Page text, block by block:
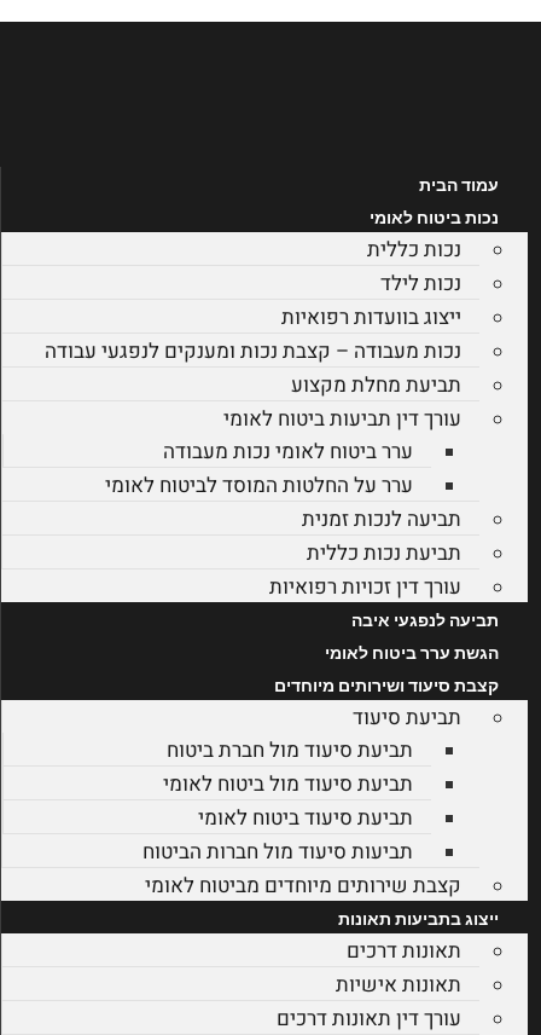
דלג
עמוד הבית
נכות ביטוח לאומי
נכות כללית
נכות לילד
ייצוג בוועדות רפואיות
נכות מעבודה – קצבת נכות ומענקים לנפגעי עבודה
תביעת מחלת מקצוע
עורך דין תביעות ביטוח לאומי
ערר ביטוח לאומי נכות מעבודה
ערר על החלטות המוסד לביטוח לאומי
תביעה לנכות זמנית
תביעת נכות כללית
עורך דין זכויות רפואיות
תביעה לנפגעי איבה
הגשת ערר ביטוח לאומי
קצבת סיעוד ושירותים מיוחדים
תביעת סיעוד
תביעת סיעוד מול חברת ביטוח
תביעת סיעוד מול ביטוח לאומי
תביעת סיעוד ביטוח לאומי
תביעות סיעוד מול חברות הביטוח
קצבת שירותים מיוחדים מביטוח לאומי
ייצוג בתביעות תאונות
תאונות דרכים
תאונות אישיות
עורך דין תאונות דרכים